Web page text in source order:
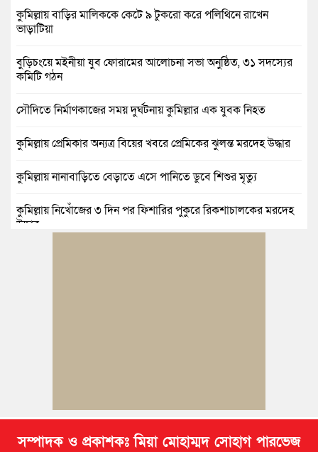
কুমিল্লায় বাড়ির মালিককে কেটে ৯ টুকরো করে পলিথিনে রাখেন
ভাড়াটিয়া
বুড়িচংয়ে মইনীয়া যুব ফোরামের আলোচনা সভা অনুষ্ঠিত, ৩১ সদস্যের
কমিটি গঠন
সৌদিতে নির্মাণকাজের সময় দুর্ঘটনায় কুমিল্লার এক যুবক নিহত
কুমিল্লায় প্রেমিকার অন্যত্র বিয়ের খবরে প্রেমিকের ঝুলন্ত মরদেহ উদ্ধার
কুমিল্লায় নানাবাড়িতে বেড়াতে এসে পানিতে ডুবে শিশুর মৃত্যু
কুমিল্লায় নিখোঁজের ৩ দিন পর ফিশারির পুকুরে রিকশাচালকের মরদেহ
উদ্ধার
সম্পাদক ও প্রকাশকঃ মিয়া মোহাম্মদ সোহাগ পারভেজ